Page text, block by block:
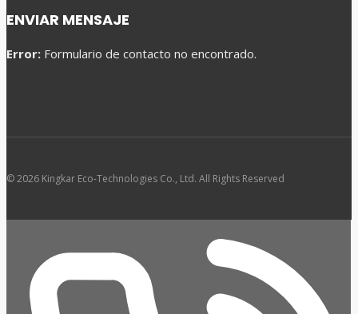
ENVIAR MENSAJE
Error: Formulario de contacto no encontrado.
© 2026 Kingkar Eco-Technologies Co., Ltd. All Rights Reserved